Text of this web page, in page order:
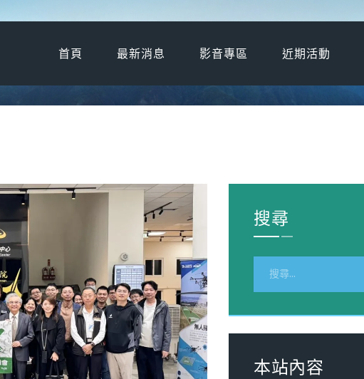
首頁 最新消息 影音專區 近期活動
新消息
活動
搜尋
鍵
字:
本站內容